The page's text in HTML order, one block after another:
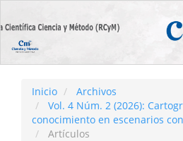
principal
Contenido
principal
Barra
Inicio
Archivos
Vol. 4 Núm. 2 (2026):
conocimiento en escenarios
Artículos